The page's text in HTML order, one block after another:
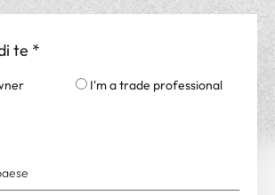
te *
I'm a trade professional